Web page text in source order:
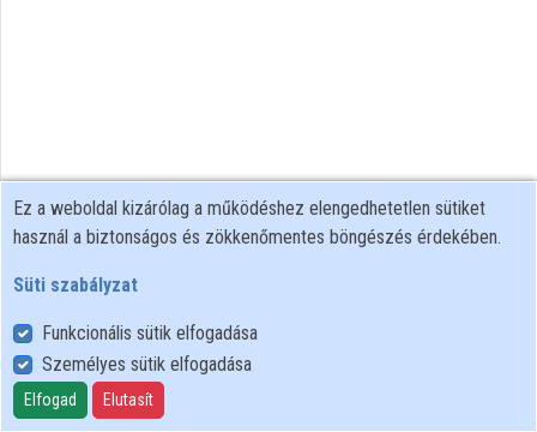
Felhasználói szabályzat
Adatkezelési tájékoztató
Süti szabályzat
Ez a weboldal kizárólag a működéshez elengedhetetlen sütiket
használ a biztonságos és zökkenőmentes böngészés érdekében.
Süti szabályzat
Funkcionális sütik elfogadása
Személyes sütik elfogadása
Elfogad Elutasít